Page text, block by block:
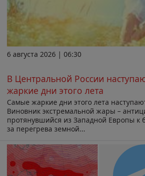
6 августа 2026 | 06:30
В Центральной России
жаркие дни этого лета
Самые жаркие дни этого лета
Виновник экстремальной жары –
протянувшийся из Западной Европы к
за перегрева земной...